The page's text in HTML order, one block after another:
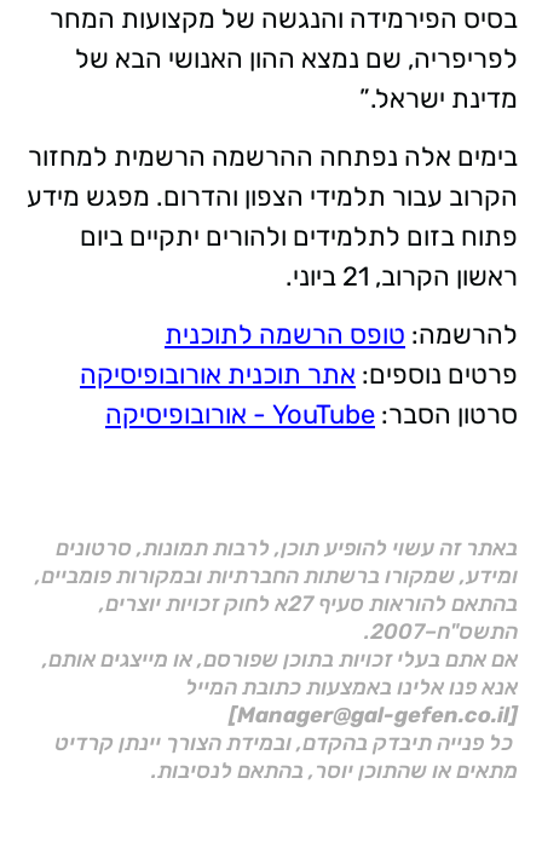
בסיס הפירמידה והנגשה של מקצועות המחר
לפריפריה, שם נמצא ההון האנושי הבא של
מדינת ישראל.”
בימים אלה נפתחה ההרשמה הרשמית למחזור
הקרוב עבור תלמידי הצפון והדרום. מפגש מידע
פתוח בזום לתלמידים ולהורים יתקיים ביום
ראשון הקרוב, 21 ביוני.
להרשמה: טופס הרשמה לתוכנית
פרטים נוספים: אתר תוכנית אורובופיסיקה
סרטון הסבר: YouTube - אורובופיסיקה
באתר זה עשוי להופיע תוכן, לרבות תמונות, סרטונים
ומידע, שמקורו ברשתות החברתיות ובמקורות פומביים,
בהתאם להוראות סעיף 27א לחוק זכויות יוצרים,
התשס"ח–2007.
אם אתם בעלי זכויות בתוכן שפורסם, או מייצגים אותם,
אנא פנו אלינו באמצעות כתובת המייל
[Manager@gal-gefen.co.il]
כל פנייה תיבדק בהקדם, ובמידת הצורך יינתן קרדיט
מתאים או שהתוכן יוסר, בהתאם לנסיבות.